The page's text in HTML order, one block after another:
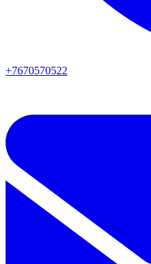
+7670570522